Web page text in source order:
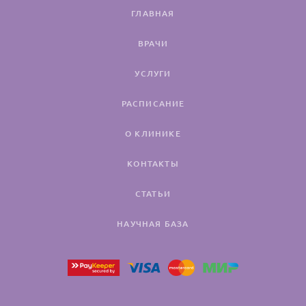
ГЛАВНАЯ
ВРАЧИ
УСЛУГИ
РАСПИСАНИЕ
О КЛИНИКЕ
КОНТАКТЫ
СТАТЬИ
НАУЧНАЯ БАЗА